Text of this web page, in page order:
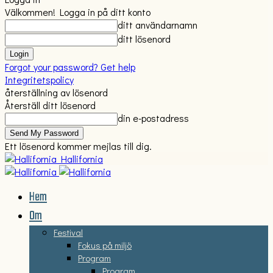
Välkommen! Logga in på ditt konto
ditt användarnamn
ditt lösenord
Forgot your password? Get help
Integritetspolicy
återställning av lösenord
Återställ ditt lösenord
din e-postadress
Ett lösenord kommer mejlas till dig.
Hallifornia
Hem
Om
Festival
Fokus på miljö
Program
Program